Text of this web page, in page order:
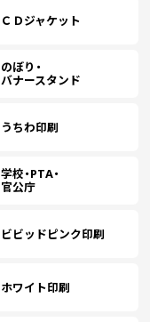
ＣＤジャケット
のぼり・
バナースタンド
うちわ印刷
学校・PTA・
官公庁
ビビッドピンク印刷
ホワイト印刷